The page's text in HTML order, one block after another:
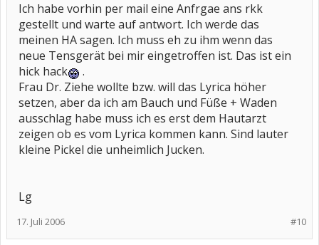
Ich habe vorhin per mail eine Anfrgae ans rkk
gestellt und warte auf antwort. Ich werde das
meinen HA sagen. Ich muss eh zu ihm wenn das
neue Tensgerät bei mir eingetroffen ist. Das ist ein
hick hack
.
Frau Dr. Ziehe wollte bzw. will das Lyrica höher
setzen, aber da ich am Bauch und Füße + Waden
ausschlag habe muss ich es erst dem Hautarzt
zeigen ob es vom Lyrica kommen kann. Sind lauter
kleine Pickel die unheimlich Jucken.
Lg
#10
17. Juli 2006